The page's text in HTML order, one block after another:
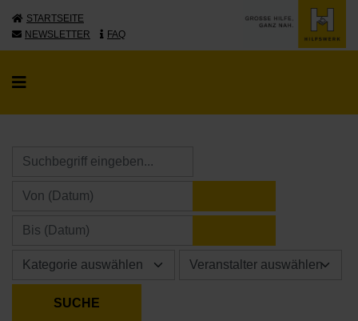
STARTSEITE
NEWSLETTER
FAQ